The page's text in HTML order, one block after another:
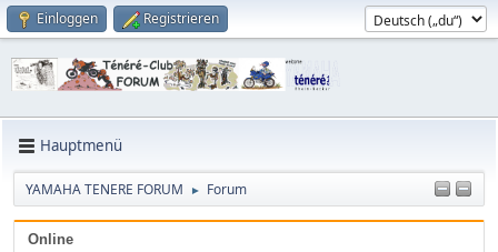
Einloggen Registrieren
Hauptmenü
YAMAHA TENERE FORUM ► Forum
Online